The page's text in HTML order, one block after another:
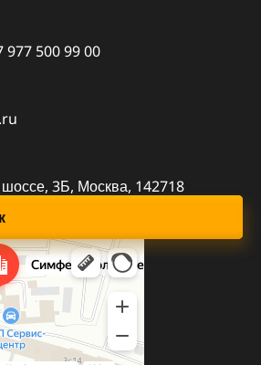
977 500 99 00
3Б, Москва, 142718